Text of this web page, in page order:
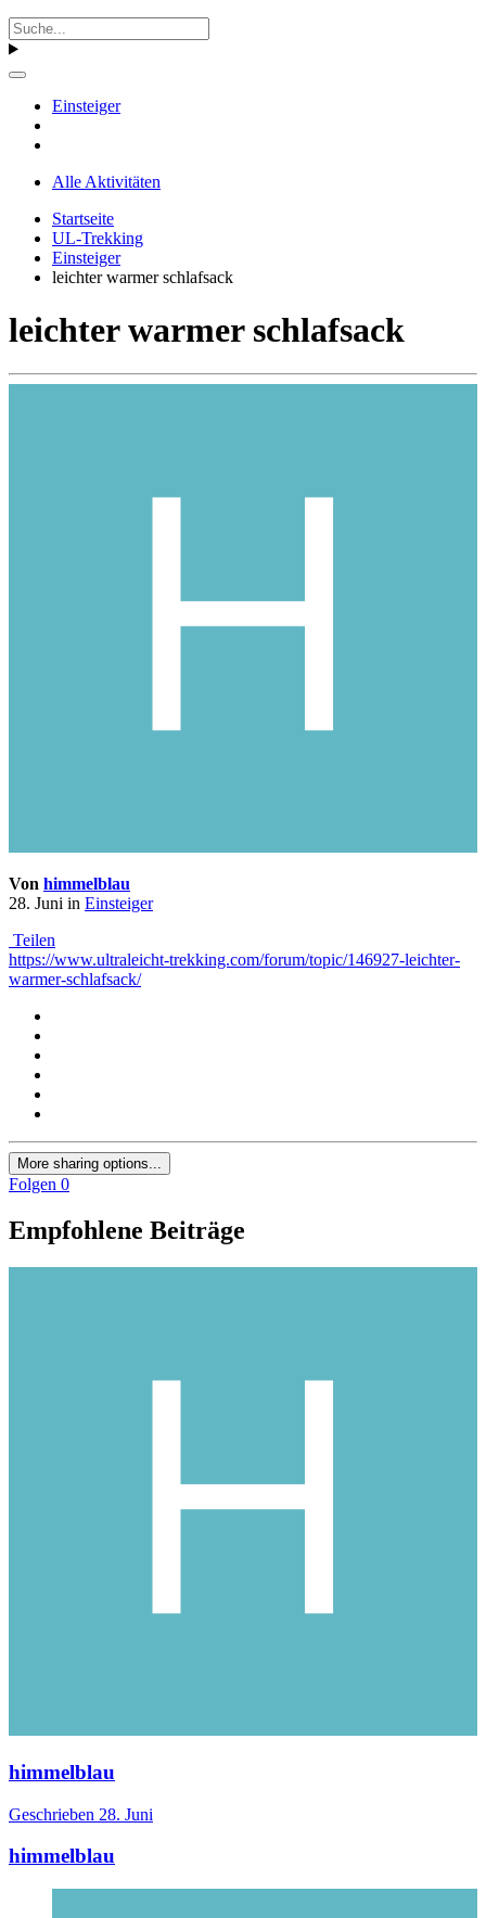
Einsteiger
Alle Aktivitäten
Startseite
UL-Trekking
Einsteiger
leichter warmer schlafsack
leichter warmer schlafsack
Von himmelblau
28. Juni in Einsteiger
Teilen
https://www.ultraleicht-trekking.com/forum/topic/146927-leichter-
warmer-schlafsack/
More sharing options...
Folgen 0
Empfohlene Beiträge
himmelblau
Geschrieben 28. Juni
himmelblau